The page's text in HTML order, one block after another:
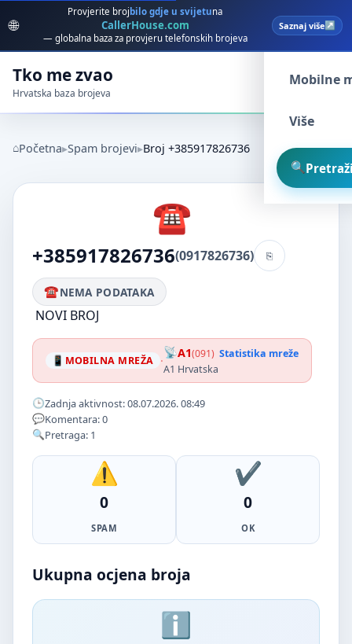
🌐
Provjerite broj bilo gdje u svijetuna
CallerHouse.com
— globalna baza za provjeru telefonskih brojeva
Saznaj više
Tko me zvao
Hrvatska baza brojeva
Spam
Mobilne
Više
Početna Spam brojevi Broj +385917826736
+385917826736(0917826736)
NEMA PODATAKA
NOVI BROJ
MOBILNA MREŽA · A1(091) Statistika mreže
A1 Hrvatska
Zadnja aktivnost: 08.07.2026. 08:49
Komentara: 0
Pretraga: 1
0
SPAM
0
OK
Ukupna ocjena broja